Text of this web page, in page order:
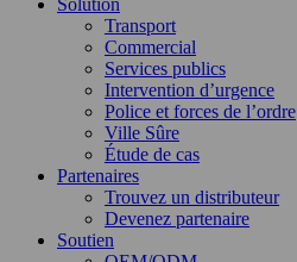
Solution
Transport
Commercial
Services publics
Intervention d’urgence
Police et forces de l’ordre
Ville Sûre
Étude de cas
Partenaires
Trouvez un distributeur
Devenez partenaire
Soutien